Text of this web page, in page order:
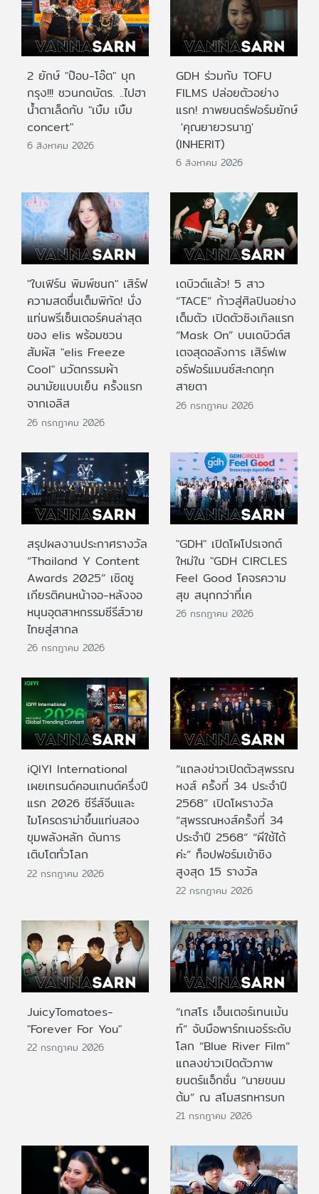
2 ยักษ์ "ป๊อบ-โอ๊ต" บุก
กรุง!!! ชวนกดบัตร. ..ไปฮา
น้ำตาเล็ดกับ "เบิ้ม เบิ้ม
concert"
6 สิงหาคม 2026
GDH ร่วมกับ TOFU
FILMS ปล่อยตัวอย่าง
แรก! ภาพยนตร์ฟอร์มยักษ์
'คุณยายวรนาฏ'
(INHERIT)
6 สิงหาคม 2026
"ใบเฟิร์น พิมพ์ชนก" เสิร์ฟ
ความสดชื่นเต็มพิกัด! นั่ง
แท่นพรีเซ็นเตอร์คนล่าสุด
ของ elis พร้อมชวน
สัมผัส "elis Freeze
Cool" นวัตกรรมผ้า
อนามัยแบบเย็น ครั้งแรก
จากเอลิส
26 กรกฎาคม 2026
เดบิวต์แล้ว! 5 สาว
“TACE” ก้าวสู่ศิลปินอย่าง
เต็มตัว เปิดตัวซิงเกิลแรก
“Mask On” บนเดบิวต์ส
เตจสุดอลังการ เสิร์ฟเพ
อร์ฟอร์แมนซ์สะกดทุก
สายตา
26 กรกฎาคม 2026
สรุปผลงานประกาศรางวัล
“Thailand Y Content
Awards 2025” เชิดชู
เกียรติคนหน้าจอ-หลังจอ
หนุนอุตสาหกรรมซีรีส์วาย
ไทยสู่สากล
26 กรกฎาคม 2026
"GDH" เปิดโผโปรเจกต์
ใหม่ใน "GDH CIRCLES
Feel Good โคจรความ
สุข สนุกกว่าที่เค
26 กรกฎาคม 2026
iQIYI International
เผยเทรนด์คอนเทนต์ครึ่งปี
แรก 2026 ซีรีส์จีนและ
ไมโครดราม่าขึ้นแท่นสอง
ขุมพลังหลัก ดันการ
เติบโตทั่วโลก
22 กรกฎาคม 2026
“แถลงข่าวเปิดตัวสุพรรณ
หงส์ ครั้งที่ 34 ประจำปี
2568” เปิดโผรางวัล
“สุพรรณหงส์ครั้งที่ 34
ประจำปี 2568” “ผีใช้ได้
ค่ะ” ท็อปฟอร์มเข้าชิง
สูงสุด 15 รางวัล
22 กรกฎาคม 2026
JuicyTomatoes-
"Forever For You"
22 กรกฎาคม 2026
“เกสโร เอ็นเตอร์เทนเม้น
ท์” จับมือพาร์ทเนอร์ระดับ
โลก “Blue River Film”
แถลงข่าวเปิดตัวภาพ
ยนตร์แอ็กชั่น “นายขนม
ต้ม” ณ สโมสรทหารบก
21 กรกฎาคม 2026